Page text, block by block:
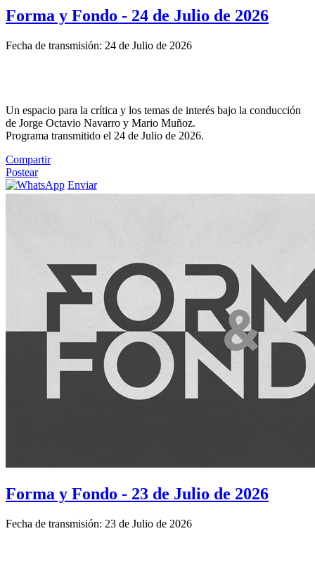
Forma y Fondo - 24 de Julio de 2026
Fecha de transmisión: 24 de Julio de 2026
Un espacio para la crítica y los temas de interés bajo la conducción
de Jorge Octavio Navarro y Mario Muñoz.
Programa transmitido el 24 de Julio de 2026.
Compartir
Postear
Enviar
Forma y Fondo - 23 de Julio de 2026
Fecha de transmisión: 23 de Julio de 2026